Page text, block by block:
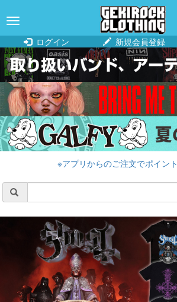
navigation
ログイン
新規会員登録
※アプリからのご注文でポイント